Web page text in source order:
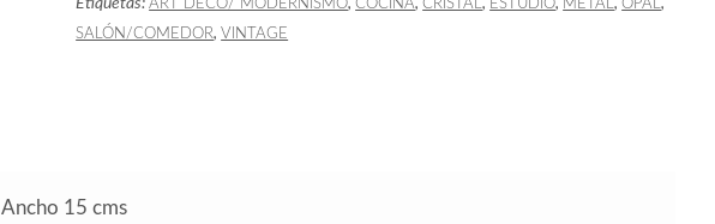
Etiquetas:ART DECÓ/ MODERNISMO,COCINA,CRISTAL, ESTUDIO, METAL,OPAL,
SALÓN/COMEDOR,VINTAGE
Ancho 15 cms